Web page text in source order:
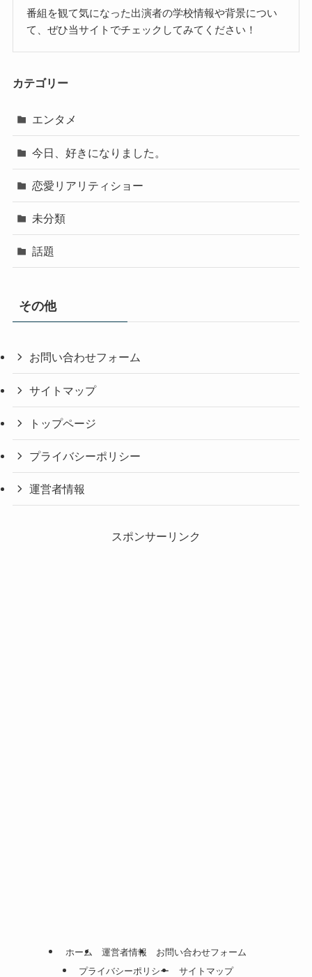
番組を観て気になった出演者の学校情報や背景につい
て、ぜひ当サイトでチェックしてみてください！
カテゴリー
エンタメ
今日、好きになりました。
恋愛リアリティショー
未分類
話題
その他
お問い合わせフォーム
サイトマップ
トップページ
プライバシーポリシー
運営者情報
スポンサーリンク
ホーム 運営者情報
お問い合わせフォーム
プライバシーポリシー
サイトマップ